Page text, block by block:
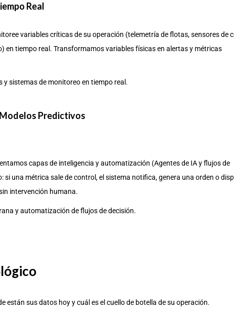
Real
variables críticas de su operación (telemetría de flotas, sensores de
en tiempo real. Transformamos variables físicas en alertas y métricas
y sistemas de monitoreo en tiempo real.
Predictivos
capas de inteligencia y automatización (Agentes de IA y flujos de
si una métrica sale de control, el sistema notifica, genera una orden o
intervención humana.
y automatización de flujos de decisión.
están sus datos hoy y cuál es el cuello de botella de su operación.